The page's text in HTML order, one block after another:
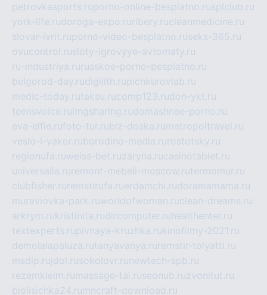
petrovkasports.ruporno-online-besplatno.rusplclub.ru
york-life.rudoroga-expo.ru ribery.rucleanmedicine.ru
slovar-ivrit.ruporno-video-besplatno.ruseks-365.ru
ovucontrol.rusloty-igrovyye-avtomaty.ru
ru-industriya.ru russkoe-porno-besplatno.ru
belgorod-day.rudigilith.rupichkurovlab.ru
medic-today.rutaksu.rucomp123.rudon-ykt.ru
teensvoice.ru imgsharing.rudomashnee-porno.ru
eva-elfie.rufoto-tur.rubiz-doska.ru metropoltravel.ru
veslo-i-yakor.ruborodino-media.ru rostotsky.ru
regionufa.ruweiss-bet.ruzaryna.rucasinotablet.ru
universalia.ru remont-mebeli-moscow.rutermomur.ru
clubfisher.ru remstirufa.ruerdamchi.rudoramamama.ru
muraviovka-park.ruworldofwoman.ruclean-dreams.ru
arkrym.rukristinita.rudircomputer.ru healthenter.ru
textexperts.rupivnaya-kruzhka.rukinofilmy-2021.ru
demolalapaluza.rutanyavanya.ru remstir-tolyatti.ru
msdip.ru jdol.rusokolovr.ru newtech-spb.ru
rezemkleim.ru massage-tai.ruseonub.ruzvonitut.ru
biolisichka24.ru mncraft-download.ru